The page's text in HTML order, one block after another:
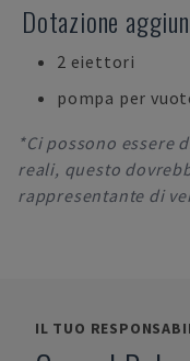
Dotazione
2 eiettori
pompa per
*Ci possono essere
reali, questo
rappresentante di
IL TUO